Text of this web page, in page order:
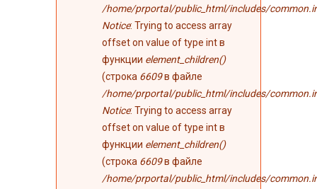
/home/prportal/public_html/includes/
Notice: Trying to access array
offset on value of type int в
функции element_children()
(строка 6609в файле
/home/prportal/public_html/includes/
Notice: Trying to access array
offset on value of type int в
функции element_children()
(строка 6609в файле
/home/prportal/public_html/includes/